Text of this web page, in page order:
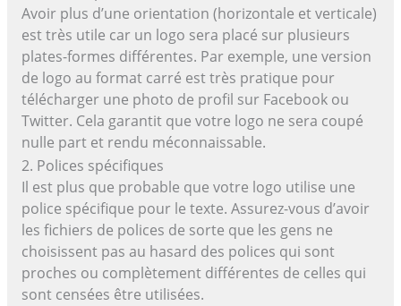
Avoir plus d’une orientation (horizontale et verticale)
est très utile car un logo sera placé sur plusieurs
plates-formes différentes. Par exemple, une version
de logo au format carré est très pratique pour
télécharger une photo de profil sur Facebook ou
Twitter. Cela garantit que votre logo ne sera coupé
nulle part et rendu méconnaissable.
2. Polices spécifiques
Il est plus que probable que votre logo utilise une
police spécifique pour le texte. Assurez-vous d’avoir
les fichiers de polices de sorte que les gens ne
choisissent pas au hasard des polices qui sont
proches ou complètement différentes de celles qui
sont censées être utilisées.